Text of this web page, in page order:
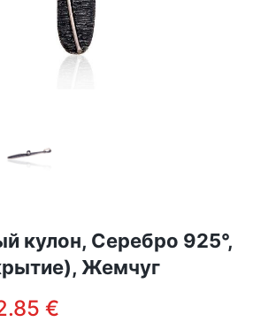
кулон, Серебро 925°,
Жемчуг
€